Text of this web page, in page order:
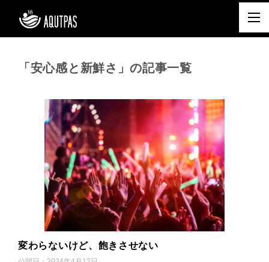
「安心感と新鮮さ」の記事一覧
変わらないけど、飽きさせない